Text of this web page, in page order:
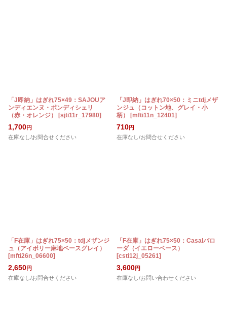
「J即納」はぎれ75×49：SAJOUア
ンディエンヌ・ポンディシェリ
（赤・オレンジ）
[sjti11r_17980]
1,700円
在庫なし/お問合せください
「J即納」はぎれ70×50：ミニtdjメザ
ンジュ（コットン地、グレイ・小
柄）
[mfti11n_12401]
710円
在庫なし/お問合せください
「F在庫」はぎれ75×50：tdjメザンジ
ュ（アイボリー麻地ベースグレイ）
[mfti26n_06600]
2,650円
在庫なし/お問合せください
「F在庫」はぎれ75×50：Casalバロ
ーダ（イエローベース）
[csti12j_05261]
3,600円
在庫なし/お問い合わせください